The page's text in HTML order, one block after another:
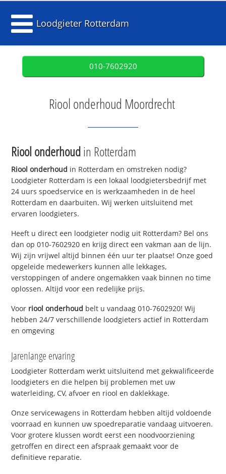
Loodgieter Rotterdam
010-7602920
Riool onderhoud Moordrecht
Riool onderhoudin Rotterdam
Riool onderhoud in Rotterdam en omstreken nodig?
Loodgieter Rotterdam is een lokaal loodgietersbedrijf met
24 uurs spoedservice en is werkzaamheden in de heel
Rotterdam en daarbuiten. Wij werken uitsluitend met
ervaren loodgieters.
Heeft u direct een loodgieter nodig uit Rotterdam? Bel ons
dan op 010-7602920 en krijg direct een vakman aan de lijn.
Wij zijn vrijwel altijd binnen één uur ter plaatse! Onze goed
opgeleide medewerkers kunnen alle lekkages,
verstoppingen of andere ongemakken vaak binnen no time
oplossen. Altijd voor een redelijke prijs.
Voor riool onderhoud belt u vandaag 010-7602920! Wij
hebben 24/7 verschillende loodgieters actief in Rotterdam
en omgeving
Jarenlange ervaring
Loodgieter Rotterdam werkt uitsluitend met gekwalificeerde
loodgieters en die helpen bij problemen met uw
waterleiding, CV, afvoer en riool en daklekkage.
Onze servicewagens in Rotterdam hebben altijd voldoende
voorraad en kunnen uw spoedreparatie vandaag uitvoeren.
Voor grotere klussen wordt eerst een noodvoorziening
getroffen en direct een afspraak gemaakt voor de
definitieve reparatie.